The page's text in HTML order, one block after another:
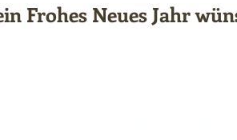
Frohes Neues Jahr